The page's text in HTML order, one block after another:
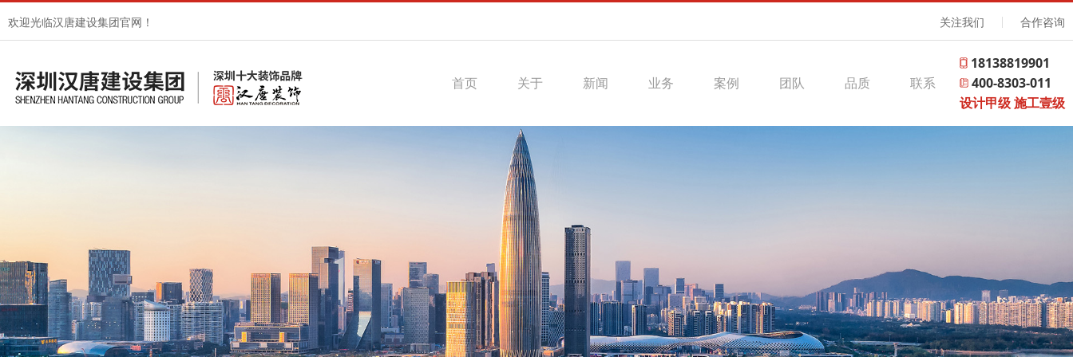
欢迎光临汉唐建设集团官网！ 关注我们 合作咨询
18138819901
400-8303-011
设计甲级 施工壹级
首页 关于 新闻 业务 案例 团队 品质 联系